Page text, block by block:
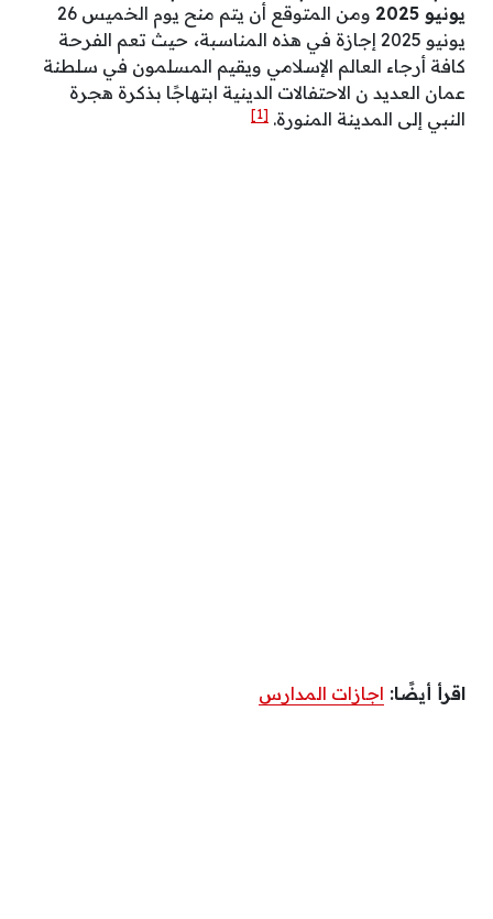
يونيو 2025
ومن المتوقع أن يتم منح يوم الخميس 26
يونيو 2025 إجازة في هذه المناسبة
، حيث تعم الفرحة
كافة أرجاء العالم الإسلامي ويقيم المسلمون في سلطنة
عمان العديد ن الاحتفالات الدينية ابتهاجًا بذكرة هجرة
النبي إلى المدينة المنورة. [1]
اقرأ أيضًا: اجازات المدارس